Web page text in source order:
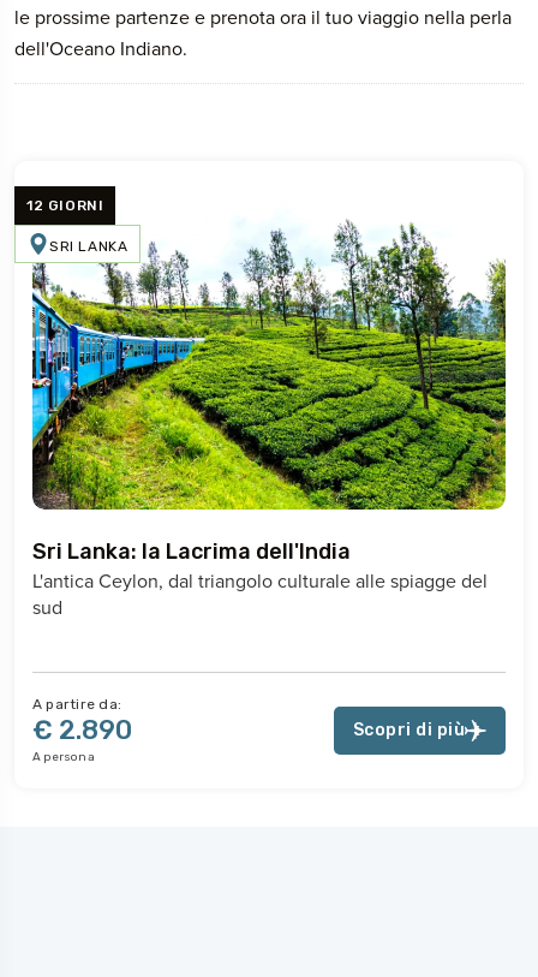
le prossime partenze e prenota ora il tuo viaggio nella perla
dell'Oceano Indiano.
12 GIORNI
SRI LANKA
Sri Lanka: la Lacrima dell'India
L'antica Ceylon, dal triangolo culturale alle spiagge del
sud
A partire da:
€ 2.890
A persona
Scopri di più